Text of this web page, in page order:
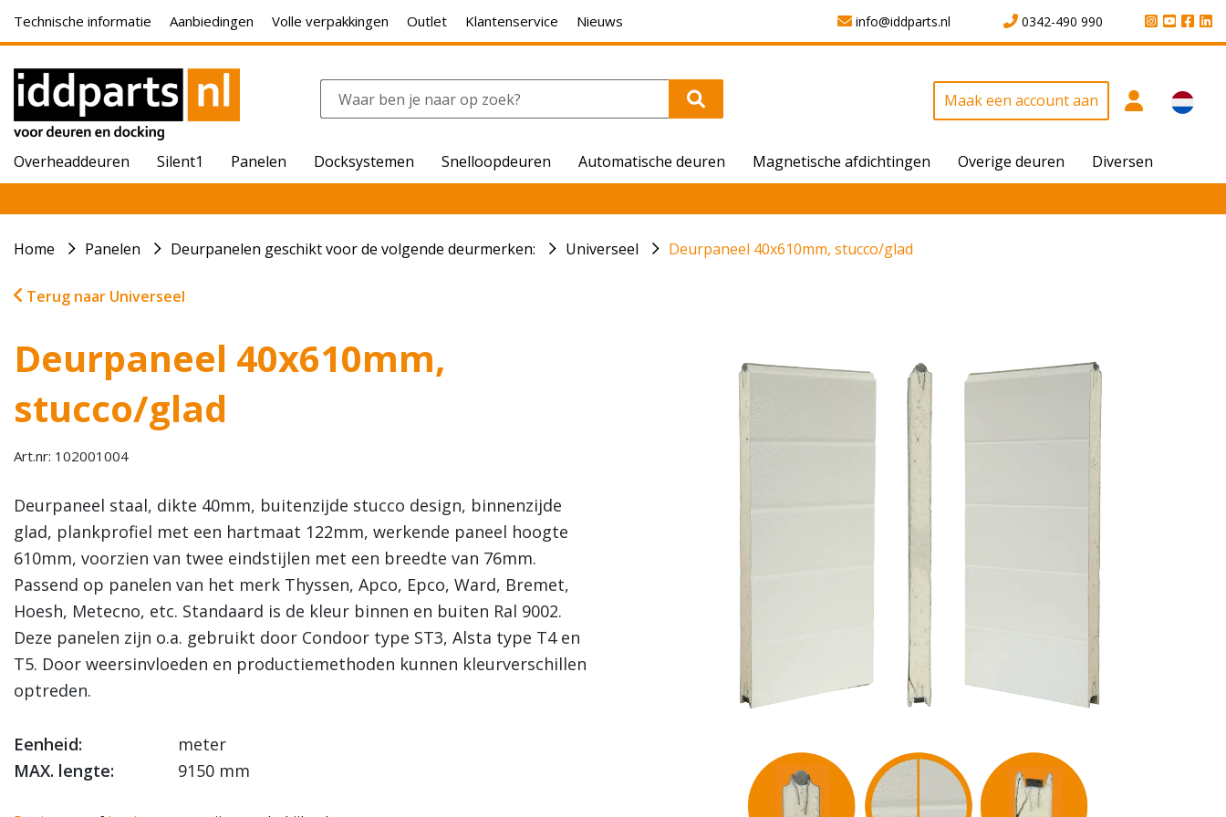
info@iddparts.nl 0342-490 990
Technische informatie Aanbiedingen Volle verpakkingen Outlet Klantenservice Nieuws
Maak een account aan
Overheaddeuren Silent1 Panelen Docksystemen Snelloopdeuren Automatische deuren Magnetische afdichtingen Overige deuren Diversen
Home Panelen Deurpanelen geschikt voor de volgende deurmerken: Universeel Deurpaneel 40x610mm, stucco/glad
Terug naar Universeel
Deurpaneel 40x610mm,
stucco/glad
Art.nr: 102001004
Deurpaneel staal, dikte 40mm, buitenzijde stucco design, binnenzijde
glad, plankprofiel met een hartmaat 122mm, werkende paneel hoogte
610mm, voorzien van twee eindstijlen met een breedte van 76mm.
Passend op panelen van het merk Thyssen, Apco, Epco, Ward, Bremet,
Hoesh, Metecno, etc. Standaard is de kleur binnen en buiten Ral 9002.
Deze panelen zijn o.a. gebruikt door Condoor type ST3, Alsta type T4 en
T5. Door weersinvloeden en productiemethoden kunnen kleurverschillen
optreden.
Eenheid:
meter
MAX. lengte:
9150 mm